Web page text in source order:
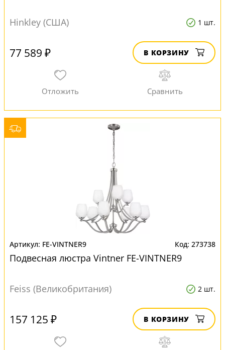
Hinkley (США) 1 шт.
77 589 ₽ В КОРЗИНУ
FE-VINTNER9 273738
Подвесная люстра Vintner FE-VINTNER9
Feiss (Великобритания) 2 шт.
157 125 ₽ В КОРЗИНУ